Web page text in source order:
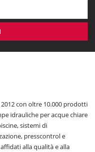
con oltre 10.000 prodotti
idrauliche per acque chiare
sistemi di
presscontrol e
alla qualità e alla